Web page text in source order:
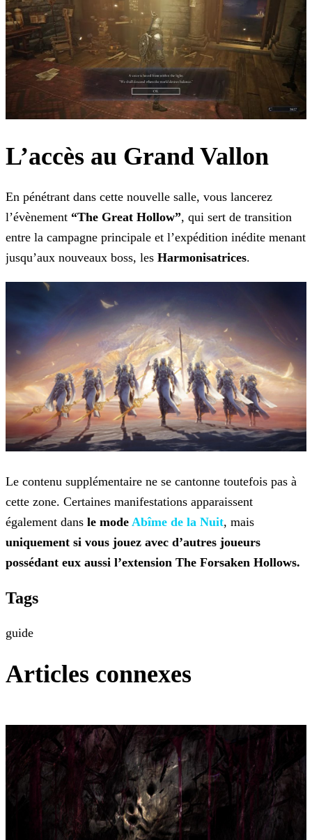
L’accès au Grand Vallon
En pénétrant dans cette nouvelle salle, vous lancerez
l’évènement “The Great Hollow”, qui sert de transition
entre la campagne principale et l’expédition inédite menant
jusqu’aux nouveaux boss, les Harmonisatrices.
Le contenu supplémentaire ne se cantonne toutefois pas à
cette zone. Certaines manifestations apparaissent
également dans le mode Abîme de la Nuit, mais
uniquement si vous jouez avec d’autres joueurs
possédant eux aussi l’extension The Forsaken Hollows.
Tags
guide
Articles connexes